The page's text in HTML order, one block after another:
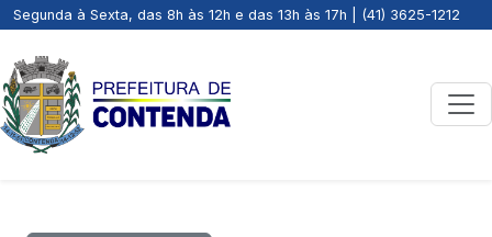
Segunda à Sexta, das 8h às 12h e das 13h às 17h | (41) 3625-1212